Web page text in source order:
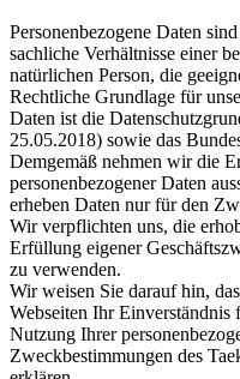
Personenbezogene Daten
sachliche Verhältnisse einer
natürlichen Person, die
Rechtliche Grundlage für
Daten ist die
25.05.2018) sowie das
Demgemäß nehmen wir die
personenbezogener Daten
erheben Daten nur für den
Wir verpflichten uns, die
Erfüllung eigener
zu verwenden.
Wir weisen Sie darauf hin,
Webseiten Ihr Einverständnis
Nutzung Ihrer
Zweckbestimmungen des